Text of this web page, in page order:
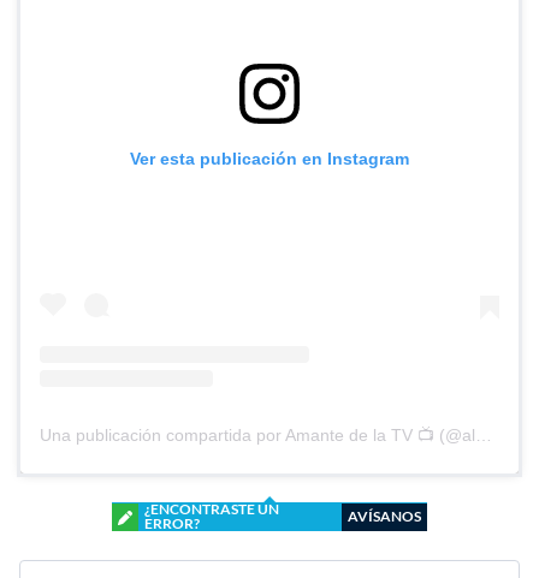
Ver esta publicación en Instagram
Una publicación compartida por Amante de la TV 📺 (@alguien_te_observa)
¿ENCONTRASTE UN
ERROR?
AVÍSANOS